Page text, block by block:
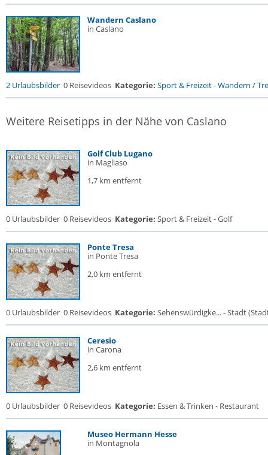
Wandern Caslano
in Caslano
2 Urlaubsbilder 0 Reisevideos Kategorie: Sport & Freizeit-Wandern /
Weitere Reisetipps in der Nähe von Caslano
Golf Club Lugano
in Magliaso
1,7 km entfernt
0 Urlaubsbilder 0 Reisevideos Kategorie: Sport & Freizeit - Golf
Ponte Tresa
in Ponte Tresa
2,0 km entfernt
0 Urlaubsbilder 0 Reisevideos Kategorie: Sehenswürdigke... - Stadt
Ceresio
in Carona
2,6 km entfernt
0 Urlaubsbilder 0 Reisevideos Kategorie: Essen & Trinken - Restaurant
Museo Hermann Hesse
in Montagnola